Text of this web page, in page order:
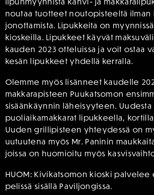
noutaa tuotteet noutopisteeltä ilman
jonottamista. Lipukkeita on
kioskeilla. Lipukkeet käyvät
kauden 2023 otteluissa ja voit ostaa
kesän lipukkeet yhdellä kerralla.
Olemme myös lisänneet kaudelle
makkarapisteen Puukatsomon
sisäänkäynnin läheisyyteen. Uudesta
puoliaikamakkarat lipukkeella,
Uuden grillipisteen yhteydessä on
uutuutena myös Mr. Paninin
joissa on huomioitu myös
HUOM: Kivikatsomon kioski palvelee
pelissä sisällä Paviljongissa.